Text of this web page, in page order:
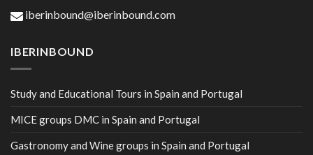
iberinbound@iberinbound.com
IBERINBOUND
Study and Educational Tours in Spain and Portugal
MICE groups DMC in Spain and Portugal
Gastronomy and Wine groups in Spain and Portugal